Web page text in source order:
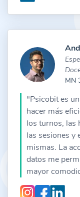
MN
"Psicobit es
hacer más
los turnos, las
las sesiones y
mismas. La
datos me
mayor